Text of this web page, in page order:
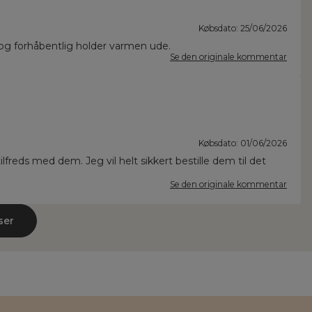
Købsdato: 25/06/2026
forhåbentlig holder varmen ude.
Se den originale kommentar
Købsdato: 01/06/2026
med dem. Jeg vil helt sikkert bestille dem til det
Se den originale kommentar